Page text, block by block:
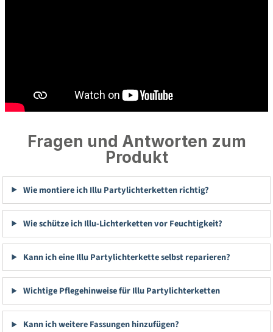
Fragen und Antworten zum
Produkt
Wie montiere ich Illu Partylichterketten richtig?
Wie schütze ich Illu-Lichterketten vor Feuchtigkeit?
Kann ich eine Illu Partylichterkette selbst reparieren?
Wichtige Pflegehinweise für Illu Partylichterketten
Kann ich weitere Fassungen hinzufügen?